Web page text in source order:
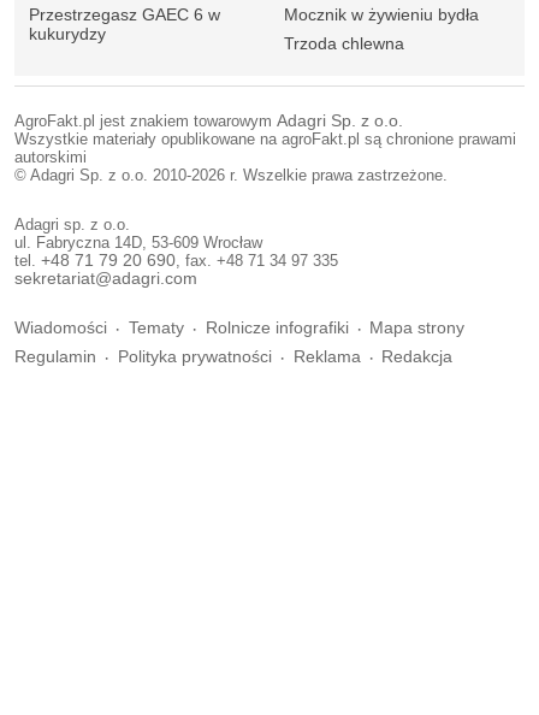
Przestrzegasz GAEC 6 w
kukurydzy
Mocznik w żywieniu bydła
Trzoda chlewna
AgroFakt.pl jest znakiem towarowym Adagri Sp. z o.o.
Wszystkie materiały opublikowane na agroFakt.pl są chronione prawami
autorskimi
© Adagri Sp. z o.o. 2010-2026 r. Wszelkie prawa zastrzeżone.
Adagri sp. z o.o.
ul. Fabryczna 14D, 53-609 Wrocław
tel. +48 71 79 20 690 , fax. +48 71 34 97 335
sekretariat@adagri.com
Wiadomości Tematy Rolnicze infografiki
Mapa strony
Regulamin
Polityka prywatności Reklama Redakcja